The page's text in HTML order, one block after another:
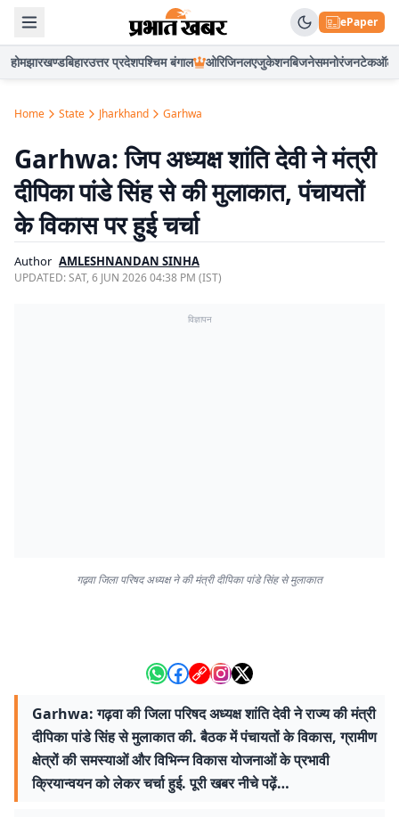
ePaper
होमझारखण्डबिहारउत्तर प्रदेशपश्चिम बंगाल ओरिजिनलएजुकेशनबिजनेसमनोरंजनटेकऑटो
Home State Jharkhand Garhwa
Garhwa: जिप अध्यक्ष शांति देवी ने मंत्री
दीपिका पांडे सिंह से की मुलाकात, पंचायतों
के विकास पर हुई चर्चा
Author AMLESHNANDAN SINHA
UPDATED:SAT, 6 JUN 2026 04:38 PM (IST)
विज्ञापन
गढ़वा जिला परिषद अध्यक्ष ने की मंत्री दीपिका पांडे सिंह से मुलाकात
Garhwa: गढ़वा की जिला परिषद अध्यक्ष शांति देवी ने राज्य की मंत्री
दीपिका पांडे सिंह से मुलाकात की. बैठक में पंचायतों के विकास, ग्रामीण
क्षेत्रों की समस्याओं और विभिन्न विकास योजनाओं के प्रभावी
क्रियान्वयन को लेकर चर्चा हुई. पूरी खबर नीचे पढ़ें…